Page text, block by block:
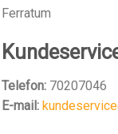
Ferratum
Telefon: 70207046
E-mail: